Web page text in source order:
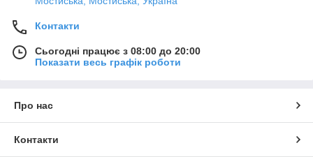
Контакти
Сьогодні працює з 08:00 до 20:00
Показати весь графік роботи
Про нас
Контакти